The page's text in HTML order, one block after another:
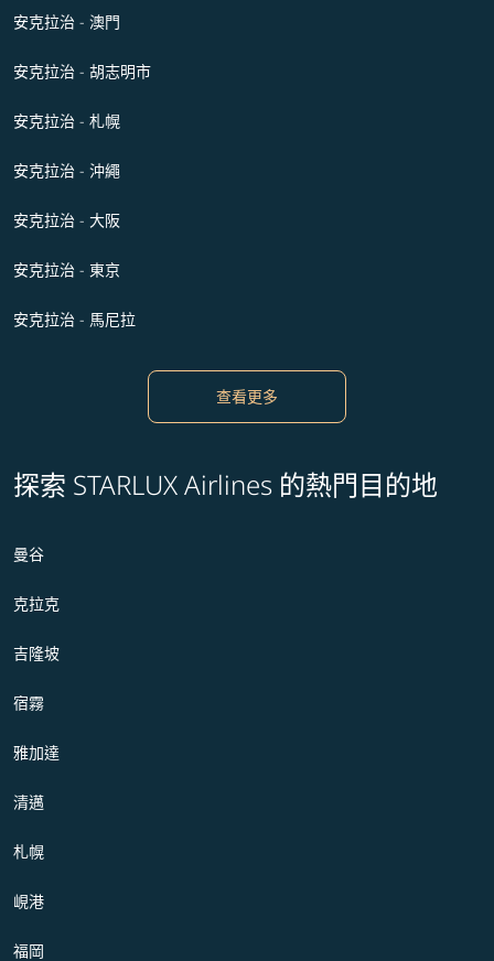
安克拉治 - 澳門
安克拉治 - 胡志明市
安克拉治 - 札幌
安克拉治 - 沖繩
安克拉治 - 大阪
安克拉治 - 東京
安克拉治 - 馬尼拉
查看更多
探索 STARLUX Airlines 的熱門目的地
曼谷
克拉克
吉隆坡
宿霧
雅加達
清邁
札幌
峴港
福岡